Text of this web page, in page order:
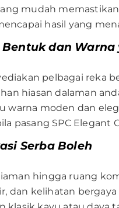
mudah
hasil yang
Bentuk dan
pelbagai reka
hiasan dalaman
warna moden dan
pasang SPC Elegant
Serba Boleh
hingga ruang
dan kelihatan